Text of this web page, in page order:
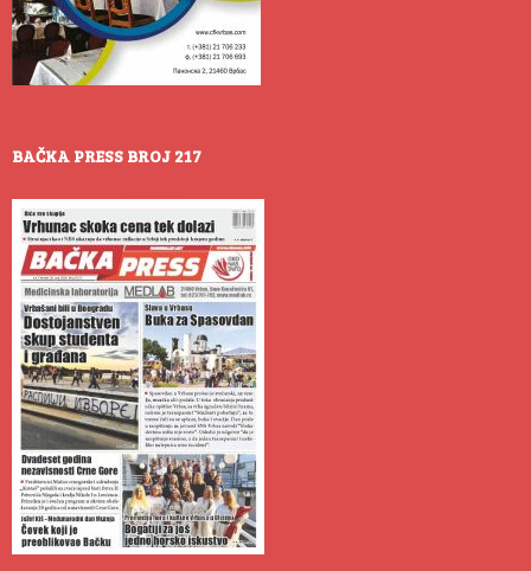
BAČKA PRESS BROJ 217